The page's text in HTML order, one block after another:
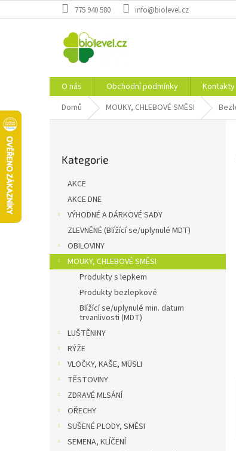
na
775 940 580 info@biolevel.cz
O nás Obchodní podmínky Kontakty
Domů
MOUKY, CHLEBOVÉ SMĚSI
a
n
kategorie
Kategorie
AKCE
AKCE DNE
VÝHODNÉ A DÁRKOVÉ SADY
ZLEVNĚNÉ (Blížící se/uplynulé MDT)
OBILOVINY
MOUKY, CHLEBOVÉ SMĚSI
Produkty s lepkem
Produkty bezlepkové
Blížící se/uplynulé min. datum
trvanlivosti (MDT)
LUŠTĚNINY
RÝŽE
VLOČKY, KAŠE, MÜSLI
TĚSTOVINY
ZDRAVÉ MLSÁNÍ
OŘECHY
SUŠENÉ PLODY, SMĚSI
SEMENA, KLÍČENÍ